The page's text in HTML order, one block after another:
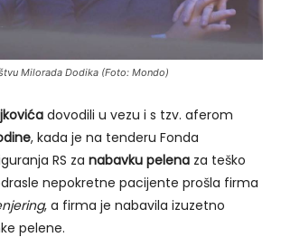
Milorada Dodika (Foto: Mondo)
dovodili u vezu i s tzv. aferom
, kada je na tenderu Fonda
RS za nabavku pelena za teško
nepokretne pacijente prošla firma
, a firma je nabavila izuzetno
pelene.